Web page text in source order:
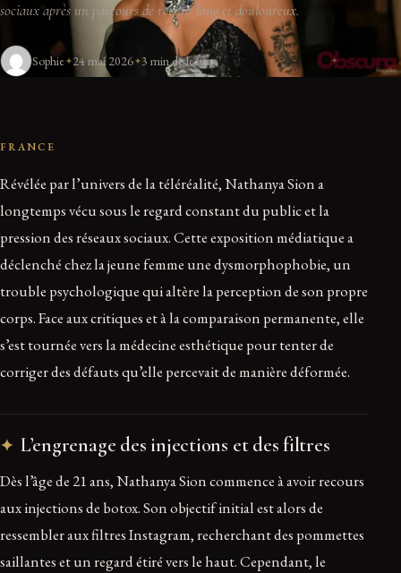
sociaux après un parcours de retrait long et douloureux.
Sophie 24 mai 2026 3 min de lecture
FRANCE
Révélée par l’univers de la téléréalité, Nathanya Sion a
longtemps vécu sous le regard constant du public et la
pression des réseaux sociaux. Cette exposition médiatique a
déclenché chez la jeune femme une dysmorphophobie, un
trouble psychologique qui altère la perception de son propre
corps. Face aux critiques et à la comparaison permanente, elle
s’est tournée vers la médecine esthétique pour tenter de
corriger des défauts qu’elle percevait de manière déformée.
L’engrenage des injections et des filtres
Dès l’âge de 21 ans, Nathanya Sion commence à avoir recours
aux injections de botox. Son objectif initial est alors de
ressembler aux filtres Instagram, recherchant des pommettes
saillantes et un regard étiré vers le haut. Cependant, le